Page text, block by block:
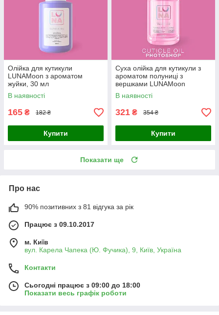
Олійка для кутикули
LUNAMoon з ароматом
жуйки, 30 мл
В наявності
165 ₴ 182 ₴
Купити
Суха олійка для кутикули з
ароматом полуниці з
вершками LUNAMoon
Photoshop Oil, 30 мл
В наявності
321 ₴ 354 ₴
Купити
Показати ще
Про нас
90% позитивних з 81 відгука за рік
Працює з 09.10.2017
м. Київ
вул. Карела Чапека (Ю. Фучика), 9, Київ, Україна
Контакти
Сьогодні працює з 09:00 до 18:00
Показати весь графік роботи